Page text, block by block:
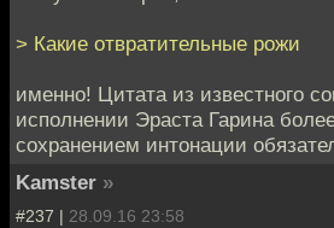
> Какие отвратительные рожи
именно! Цитата из известного
исполнении Эраста Гарина
сохранением интонации
Kamster »
#237 | 28.09.16 23:58